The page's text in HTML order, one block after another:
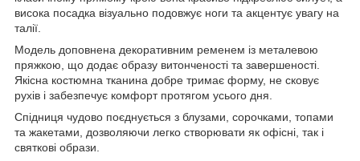
висока посадка візуально подовжує ноги та акцентує увагу на
талії.
Модель доповнена декоративним ременем із металевою
пряжкою, що додає образу витонченості та завершеності.
Якісна костюмна тканина добре тримає форму, не сковує
рухів і забезпечує комфорт протягом усього дня.
Спідниця чудово поєднується з блузами, сорочками, топами
та жакетами, дозволяючи легко створювати як офісні, так і
святкові образи.